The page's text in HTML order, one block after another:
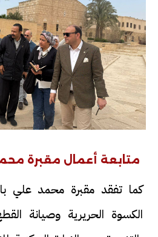
متابعة أعمال مقبرة
كما تفقد مقبرة محمد علي
الكسوة الحريرية وصيانة